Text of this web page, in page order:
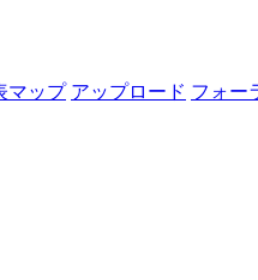
マップ アップロード フォー